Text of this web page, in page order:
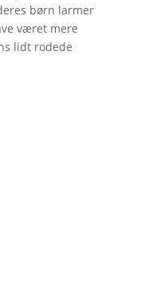
børn larmer
været mere
lidt rodede